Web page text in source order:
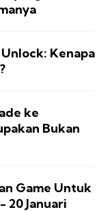
Kenapa
ke
Bukan
Game Untuk
20 Januari